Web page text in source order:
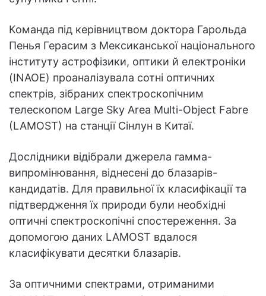
Команда під керівництвом доктора Гарольда
Пенья Герасим з Мексиканської національного
інституту астрофізики, оптики й електроніки
(INAOE) проаналізувала сотні оптичних
спектрів, зібраних спектроскопічним
телескопом Large Sky Area Multi-Object Fabre
(LAMOST) на станції Сінлун в Китаї.
Дослідники відібрали джерела гамма-
випромінювання, віднесені до блазарів-
кандидатів. Для правильної їх класифікації та
підтвердження їх природи були необхідні
оптичні спектроскопічні спостереження. За
допомогою даних LAMOST вдалося
класифікувати десятки блазарів.
За оптичними спектрами, отриманими